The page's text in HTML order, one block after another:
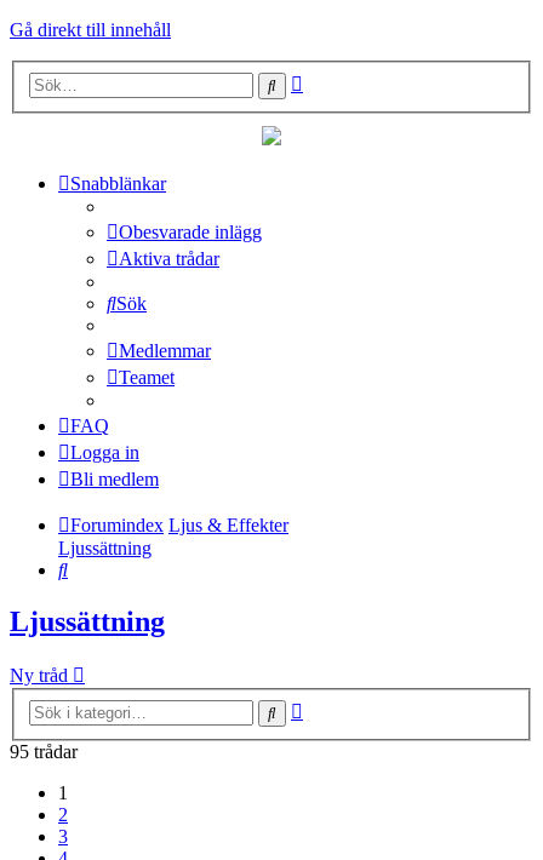
Gå direkt till innehåll
Sök
Snabblänkar
Obesvarade inlägg
Aktiva trådar
Sök
Medlemmar
Teamet
FAQ
Logga in
Bli medlem
Forumindex Ljus & Effekter
Ljussättning
Sök
Ljussättning
Ny tråd
Sök
95 trådar
1
2
3